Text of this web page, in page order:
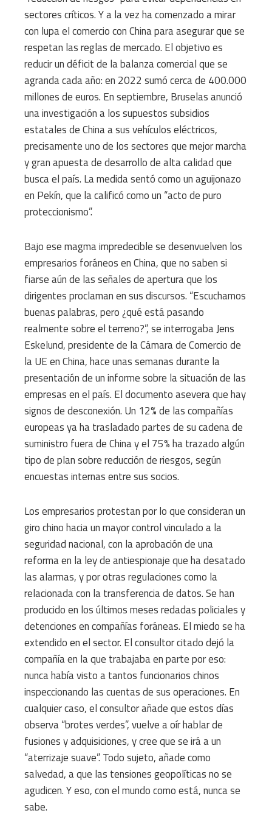
sectores críticos. Y a la vez ha comenzado a mirar
con lupa el comercio con China para asegurar que se
respetan las reglas de mercado. El objetivo es
reducir un déficit de la balanza comercial que se
agranda cada año: en 2022 sumó cerca de 400.000
millones de euros. En septiembre, Bruselas anunció
una investigación a los supuestos subsidios
estatales de China a sus vehículos eléctricos,
precisamente uno de los sectores que mejor marcha
y gran apuesta de desarrollo de alta calidad que
busca el país. La medida sentó como un aguijonazo
en Pekín, que la calificó como un “acto de puro
proteccionismo”.
Bajo ese magma impredecible se desenvuelven los
empresarios foráneos en China, que no saben si
fiarse aún de las señales de apertura que los
dirigentes proclaman en sus discursos. “Escuchamos
buenas palabras, pero ¿qué está pasando
realmente sobre el terreno?”, se interrogaba Jens
Eskelund, presidente de la Cámara de Comercio de
la UE en China, hace unas semanas durante la
presentación de un informe sobre la situación de las
empresas en el país. El documento asevera que hay
signos de desconexión. Un 12% de las compañías
europeas ya ha trasladado partes de su cadena de
suministro fuera de China y el 75% ha trazado algún
tipo de plan sobre reducción de riesgos, según
encuestas internas entre sus socios.
Los empresarios protestan por lo que consideran un
giro chino hacia un mayor control vinculado a la
seguridad nacional, con la aprobación de una
reforma en la ley de antiespionaje que ha desatado
las alarmas, y por otras regulaciones como la
relacionada con la transferencia de datos. Se han
producido en los últimos meses redadas policiales y
detenciones en compañías foráneas. El miedo se ha
extendido en el sector. El consultor citado dejó la
compañía en la que trabajaba en parte por eso:
nunca había visto a tantos funcionarios chinos
inspeccionando las cuentas de sus operaciones. En
cualquier caso, el consultor añade que estos días
observa “brotes verdes”, vuelve a oír hablar de
fusiones y adquisiciones, y cree que se irá a un
“aterrizaje suave”. Todo sujeto, añade como
salvedad, a que las tensiones geopolíticas no se
agudicen. Y eso, con el mundo como está, nunca se
sabe.